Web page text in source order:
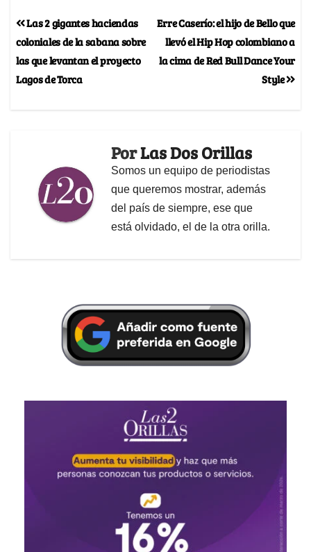
Erre Caserío: el hijo de Bello que
llevó el Hip Hop colombiano a
la cima de Red Bull Dance Your
Style
Las 2 gigantes haciendas
coloniales de la sabana sobre
las que levantan el proyecto
Lagos de Torca
PorLas Dos Orillas
Somos un equipo de periodistas
que queremos mostrar, además
del país de siempre, ese que
está olvidado, el de la otra orilla.